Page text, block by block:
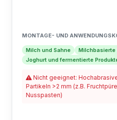
MONTAGE- UND
Milch und Sahne
Milchbasierte
Joghurt und fermentierte
Nicht geeignet:
Partikeln >2 mm (z.B.
Nusspasten)